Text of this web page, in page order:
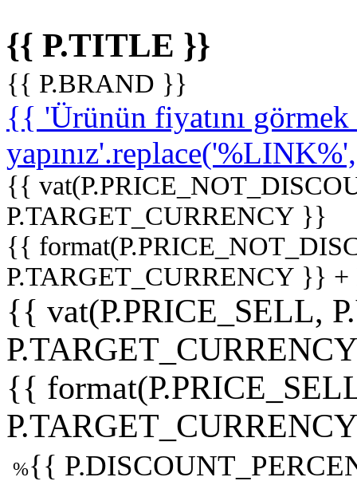
{{ P.TITLE }}
{{ P.BRAND }}
{{ 'Ürünün fiyatını
{{
P.TARGET_CURRENCY }}
{{
P.TARGET_CURRENCY }}
{{ vat(P.PRICE_SELL,
{{
%{{